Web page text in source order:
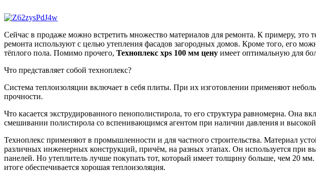
Сейчас в продаже можно встретить множество материалов для ремонта. К примеру,
ремонта используют с целью утепления фасадов загородных домов. Кроме того, его
тёплого пола. Помимо прочего, Техноплекс xps 100 мм цену имеет оптимальную для
Что представляет собой техноплекс?
Система теплоизоляции включает в себя плиты. При их изготовлении применяют
прочности.
Что касается экструдированного пенополистирола, то его структура равномерна.
смешивании полистирола со вспенивающимся агентом при наличии давления и
Техноплекс применяют в промышленности и для частного строительства. Материал
различных инженерных конструкций, причём, на разных этапах. Он используется при
панелей. Но утеплитель лучше покупать тот, который имеет толщину больше, чем 20
итоге обеспечивается хорошая теплоизоляция.